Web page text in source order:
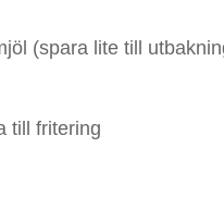
(spara lite till
till fritering